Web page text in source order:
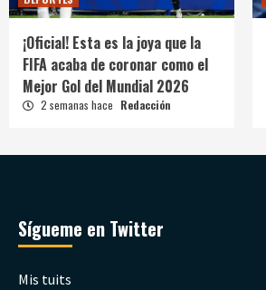
¡Oficial! Esta es la joya que la
FIFA acaba de coronar como el
Mejor Gol del Mundial 2026
2 semanas hace Redacción
Sígueme en Twitter
Mis tuits